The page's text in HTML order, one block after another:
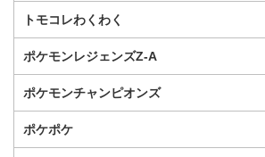
トモコレわくわく
ポケモンレジェンズZ-A
ポケモンチャンピオンズ
ポケポケ